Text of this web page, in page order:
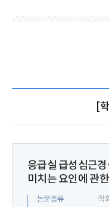
[
응급실 급성심근
미치는 요인에 관
논문종류
학